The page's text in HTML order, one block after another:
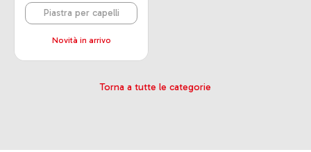
Piastra per capelli
Novità in arrivo
Torna a tutte le categorie